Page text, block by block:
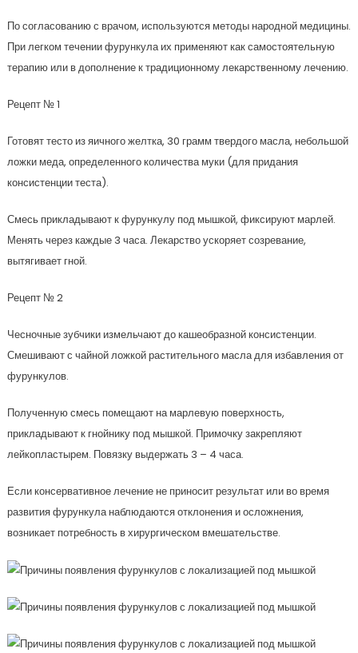
По согласованию с врачом, используются методы народной медицины.
При легком течении фурункула их применяют как самостоятельную
терапию или в дополнение к традиционному лекарственному лечению.
Рецепт № 1
Готовят тесто из яичного желтка, 30 грамм твердого масла, небольшой
ложки меда, определенного количества муки (для придания
консистенции теста).
Смесь прикладывают к фурункулу под мышкой, фиксируют марлей.
Менять через каждые 3 часа. Лекарство ускоряет созревание,
вытягивает гной.
Рецепт № 2
Чесночные зубчики измельчают до кашеобразной консистенции.
Смешивают с чайной ложкой растительного масла для избавления от
фурункулов.
Полученную смесь помещают на марлевую поверхность,
прикладывают к гнойнику под мышкой. Примочку закрепляют
лейкопластырем. Повязку выдержать 3 – 4 часа.
Если консервативное лечение не приносит результат или во время
развития фурункула наблюдаются отклонения и осложнения,
возникает потребность в хирургическом вмешательстве.